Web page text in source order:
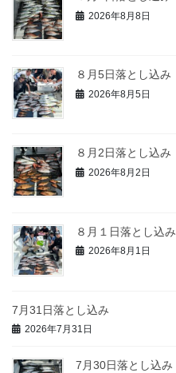
2026年8月8日
８月5日落とし込み
2026年8月5日
８月2日落とし込み
2026年8月2日
８月１日落とし込み
2026年8月1日
7月31日落とし込み
2026年7月31日
7月30日落とし込み